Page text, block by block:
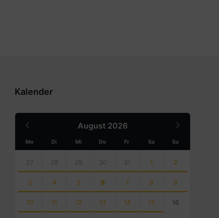
Kalender
August 2026
Month
Mo Di Mi Do Fr Sa So
calendar
days
27 28 29 30 31 1 2
3 4 5 6 7 8 9
10 11 12 13 14 15 16